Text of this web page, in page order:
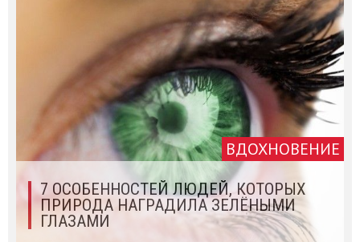
ВДОХНОВЕНИЕ
7 ОСОБЕННОСТЕЙ ЛЮДЕЙ, КОТОРЫХ
ПРИРОДА НАГРАДИЛА ЗЕЛЁНЫМИ
ГЛАЗАМИ